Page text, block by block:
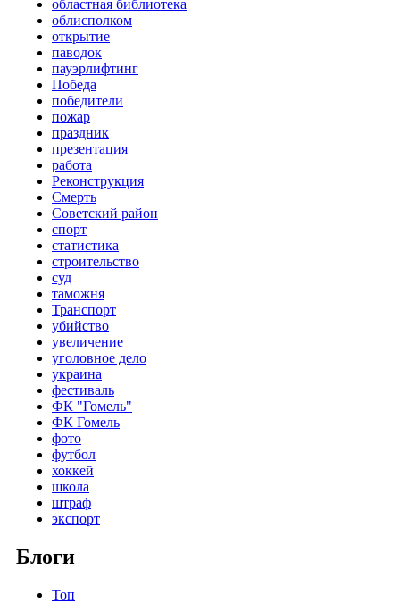
областная библиотека
облисполком
открытие
паводок
пауэрлифтинг
Победа
победители
пожар
праздник
презентация
работа
Реконструкция
Смерть
Советский район
спорт
статистика
строительство
суд
таможня
Транспорт
убийство
увеличение
уголовное дело
украина
фестиваль
ФК "Гомель"
ФК Гомель
фото
футбол
хоккей
школа
штраф
экспорт
Блоги
Топ